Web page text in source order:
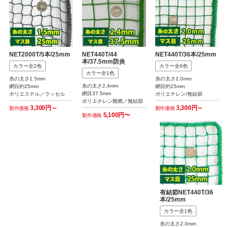
NET2000T/5本/25mm
カラー全2色
糸の太さ1.5mm
網目約25mm
ポリエステル／ラッセル
製作価格3,300円～
NET440T/44
本/37.5mm防炎
カラー全1色
糸の太さ2.4mm
網目37.5mm
ポリエチレン難燃／無結節
製作価格 5,100円〜
NET440T/36本/25mm
カラー全6色
糸の太さ2.0mm
網目約25mm
ポリエチレン/無結節
製作価格3,300円～
有結節NET440T/36
本/25mm
カラー全1色
糸の太さ2.0mm